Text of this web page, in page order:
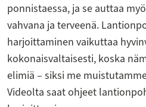
ponnistaessa, ja se auttaa
vahvana ja terveenä.
harjoittaminen vaikuttaa
kokonaisvaltaisesti, koska
elimiä – siksi me
Videolta saat ohjeet